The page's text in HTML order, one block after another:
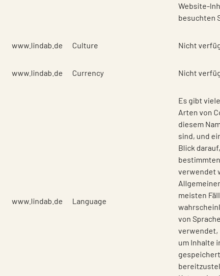
Website-
besuchten
www.lindab.de Culture Nicht
www.lindab.de Currency Nicht
www.lindab.de Language
Es gibt
Arten von
diesem
sind, und
Blick
verwendet
meisten
von
verwendet,
um Inhalte